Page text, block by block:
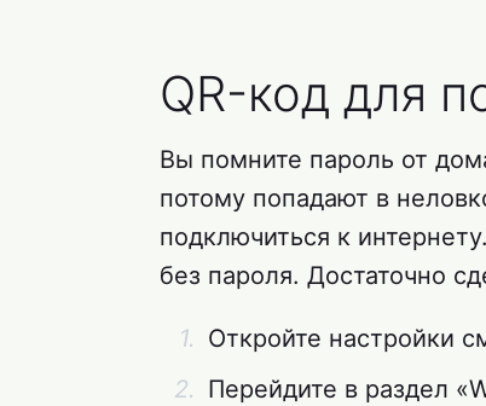
QR-код для
Вы помните пароль от
потому попадают в
подключиться к
без пароля. Достаточно
Откройте настройки
Перейдите в раздел